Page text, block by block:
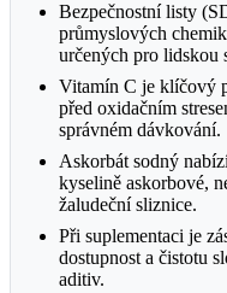
Bezpečnostní listy
průmyslových
určených pro lidskou
Vitamín C je klíčový
před oxidačním
správném dávkování.
Askorbát sodný
kyselině askorbové,
žaludeční sliznice.
Při suplementaci je
dostupnost a čistotu
aditiv.